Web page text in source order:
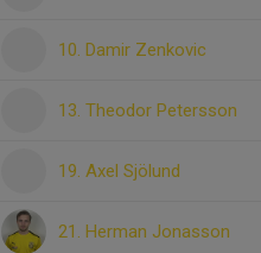
10. Damir Zenkovic
13. Theodor Petersson
19. Axel Sjölund
21. Herman Jonasson